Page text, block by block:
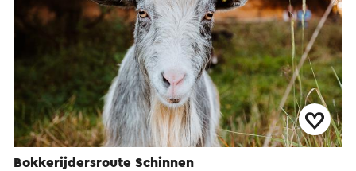
Bokkerijdersroute Schinnen